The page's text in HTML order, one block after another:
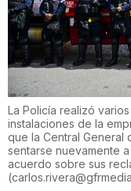
La Policía realizó
instalaciones de la
que la Central General
sentarse nuevamente
acuerdo sobre sus
(